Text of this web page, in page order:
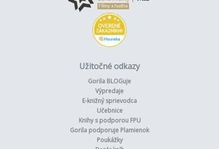
Užitočné odkazy
Gorila BLOGuje
Výpredaje
E-knižný sprievodca
Učebnice
Knihy s podporou FPU
Gorila podporuje Plamienok
Poukážky